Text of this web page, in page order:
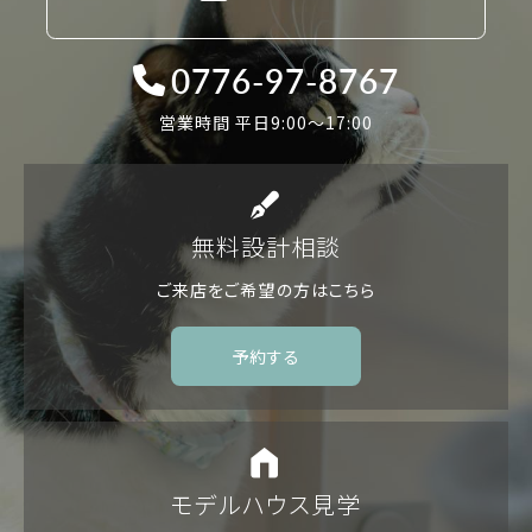
0776-97-8767
営業時間 平日9:00〜17:00
無料設計相談
ご来店をご希望の方はこちら
予約する
モデルハウス見学